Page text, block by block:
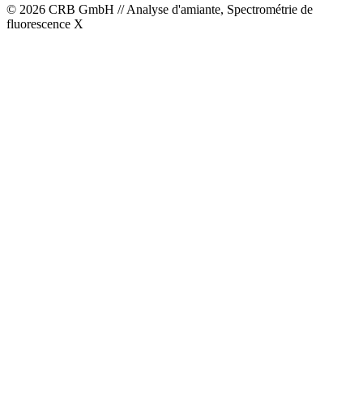
© 2026 CRB GmbH // Analyse d'amiante, Spectrométrie de
fluorescence X